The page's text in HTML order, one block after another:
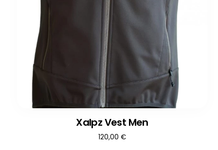
Xalpz Vest Men
120,00 €